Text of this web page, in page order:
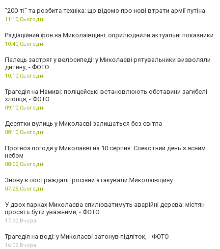
"200-ті" та розбита техніка: що відомо про нові втрати армії путіна
11:10,Сьогодні
Радіаційний фон на Миколаївщині: оприлюднили актуальні показники
10:40,Сьогодні
Палець застряг у велосипеді: у Миколаєві рятувальники визволяли
дитину, - ФОТО
10:10,Сьогодні
Трагедія на Намиві: поліцейські встановлюють обставини загибелі
хлопця, - ФОТО
09:10,Сьогодні
Десятки вулиць у Миколаєві залишаться без світла
08:10,Сьогодні
Прогноз погоди у Миколаєві на 10 серпня: Спекотний день з ясним
небом
08:02,Сьогодні
Знову є постраждалі: росіяни атакували Миколаївщину
07:25,Сьогодні
У двох парках Миколаєва спилюватимуть аварійні дерева: містян
просять бути уважними, - ФОТО
17:30,Вчора
Трагедія на воді: у Миколаєві затонув підліток, - ФОТО
16:09,Вчора